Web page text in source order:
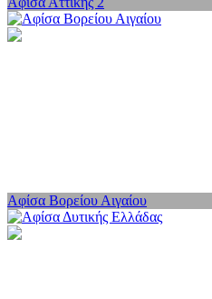
Αφίσα Βορείου Αιγαίου